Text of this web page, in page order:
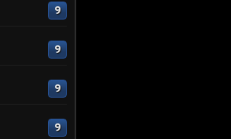
9
9
9
9